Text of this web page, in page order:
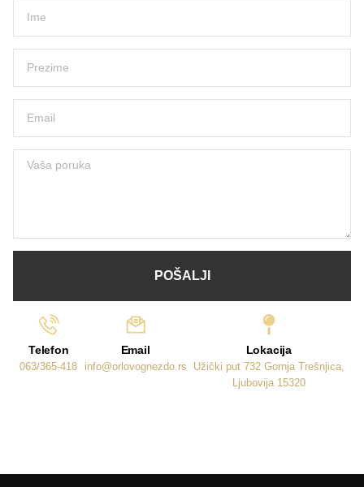
POŠALJI
Telefon
063/365-418
Email
info@orlovognezdo.rs
Lokacija
Užički put 732 Gornja Trešnjica,
Ljubovija 15320